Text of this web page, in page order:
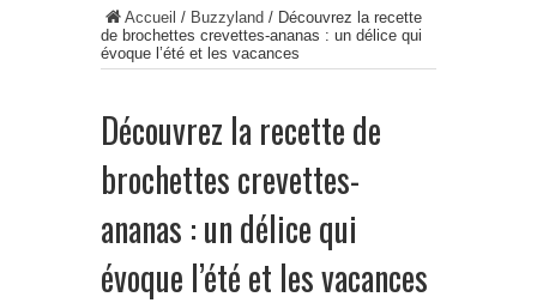
Accueil / Buzzyland / Découvrez la recette
de brochettes crevettes-ananas : un délice qui
évoque l’été et les vacances
Découvrez la recette de
brochettes crevettes-
ananas : un délice qui
évoque l’été et les vacances